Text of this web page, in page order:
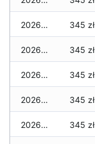
2026-01-16 345 zł
2026-01-15 345 zł
2026-01-14 345 zł
2026-01-13 345 zł
2026-01-12 345 zł